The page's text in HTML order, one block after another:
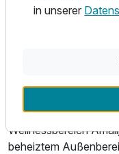
Cocktails und
Wellness & Freizeit
Für Entspannung
Wellnessbereich
beheiztem
in unserer